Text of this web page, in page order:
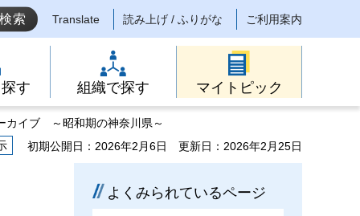
Translate 読み上げ / ふりがな ご利用案内
す 組織で探す マイトピック
カイブ ～昭和期の神奈川県～
初期公開日：2026年2月6日 更新日：2026年2月25日
よくみられているページ